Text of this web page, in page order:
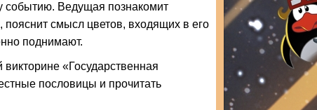
событию. Ведущая познакомит
пояснит смысл цветов, входящих в его
поднимают.
«Государственная
пословицы и прочитать